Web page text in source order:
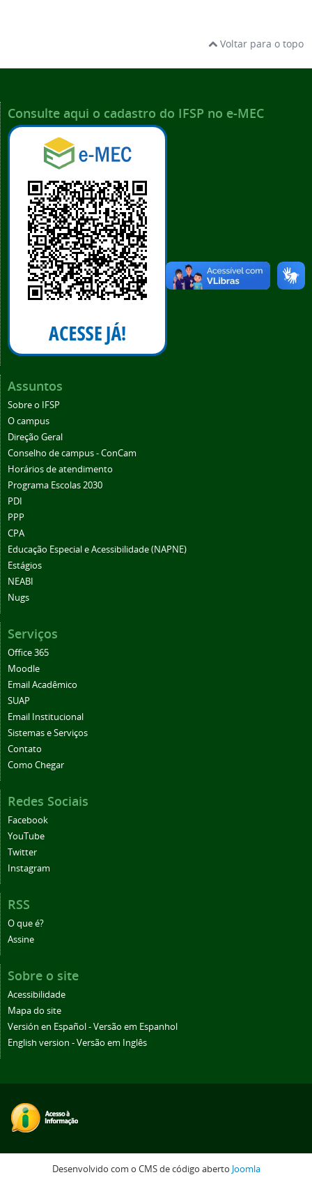
Voltar para o topo
Consulte aqui o cadastro do IFSP no e-MEC
Assuntos
Sobre o IFSP
O campus
Direção Geral
Conselho de campus - ConCam
Horários de atendimento
Programa Escolas 2030
PDI
PPP
CPA
Educação Especial e Acessibilidade (NAPNE)
Estágios
NEABI
Nugs
Serviços
Office 365
Moodle
Email Acadêmico
SUAP
Email Institucional
Sistemas e Serviços
Contato
Como Chegar
Redes Sociais
Facebook
YouTube
Twitter
Instagram
RSS
O que é?
Assine
Sobre o site
Acessibilidade
Mapa do site
Versión en Español - Versão em Espanhol
English version - Versão em Inglês
Desenvolvido com o CMS de código aberto Joomla